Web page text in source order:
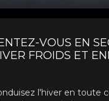
VOUS EN
FROIDS ET
l'hiver en toute